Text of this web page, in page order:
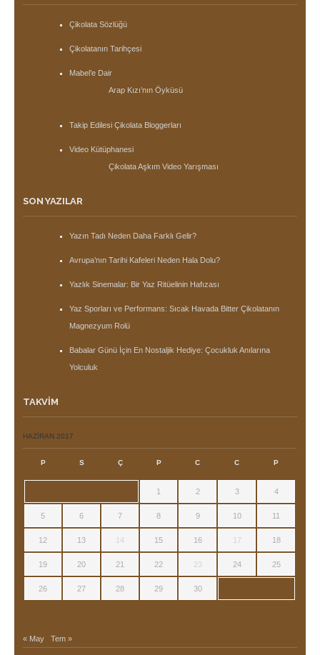
Çikolata Sözlüğü
Çikolatanın Tarihçesi
Mabel’e Dair
Arap Kızı’nın Öyküsü
Takip Edilesi Çikolata Bloggerları
Video Kütüphanesi
Çikolata Aşkım Video Yarışması
SON YAZILAR
Yazın Tadı Neden Daha Farklı Gelir?
Avrupa’nın Tarihi Kafeleri Neden Hala Dolu?
Yazlık Sinemalar: Bir Yaz Ritüelinin Hafızası
Yaz Sporları ve Performans: Sıcak Havada Bitter Çikolatanın
Magnezyum Rolü
Babalar Günü İçin En Nostaljik Hediye: Çocukluk Anılarına
Yolculuk
TAKVIM
HAZIRAN 2017
P S Ç P C C P
1 2 3 4
5 6 7 8 9 10 11
12 13 14 15 16 17 18
19 20 21 22 23 24 25
26 27 28 29 30
« May Tem »